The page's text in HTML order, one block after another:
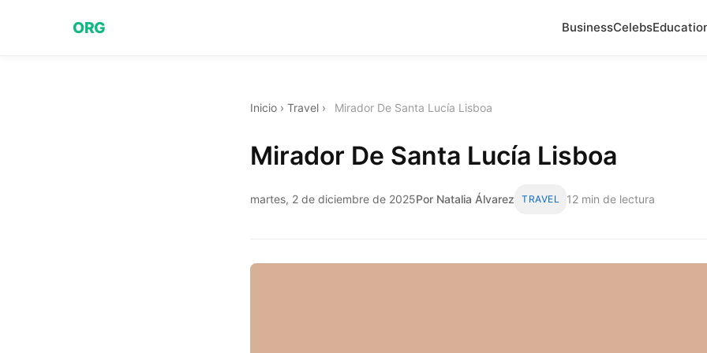
ORG BusinessCelebs
Inicio › Travel › Mirador De Santa Lucía Lisboa
Mirador De Santa Lucía Lisboa
martes, 2 de diciembre de 2025Por Natalia Álvarez TRAVEL 12 min de lectura